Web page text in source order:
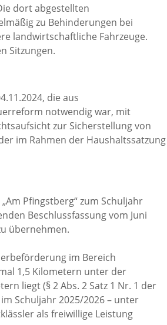
dort abgestellten
zu Behinderungen bei
landwirtschaftliche Fahrzeuge.
Sitzungen.
die aus
notwendig war, mit
zur Sicherstellung von
im Rahmen der Haushaltssatzung
Pfingstberg“ zum Schuljahr
Beschlussfassung vom Juni
übernehmen.
im Bereich
1,5 Kilometern unter der
liegt (§ 2 Abs. 2 Satz 1 Nr. 1 der
Schuljahr 2025/2026 – unter
als freiwillige Leistung